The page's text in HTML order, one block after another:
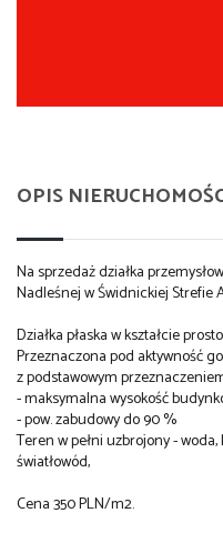
OPIS
Na sprzedaż działka
Nadleśnej w Świdnickiej Strefie
Działka płaska w kształcie
Przeznaczona pod aktywność
z podstawowym
- maksymalna wysokość
- pow. zabudowy do 90 %
Teren w pełni uzbrojony -
światłowód,
Cena 350 PLN/m2.